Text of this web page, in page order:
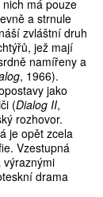
má pouze
a strnule
zvláštní druh
jež mají
namířeny a
, 1966).
jako
(Dialog II,
rozhovor.
je opět zcela
Vzestupná
drama